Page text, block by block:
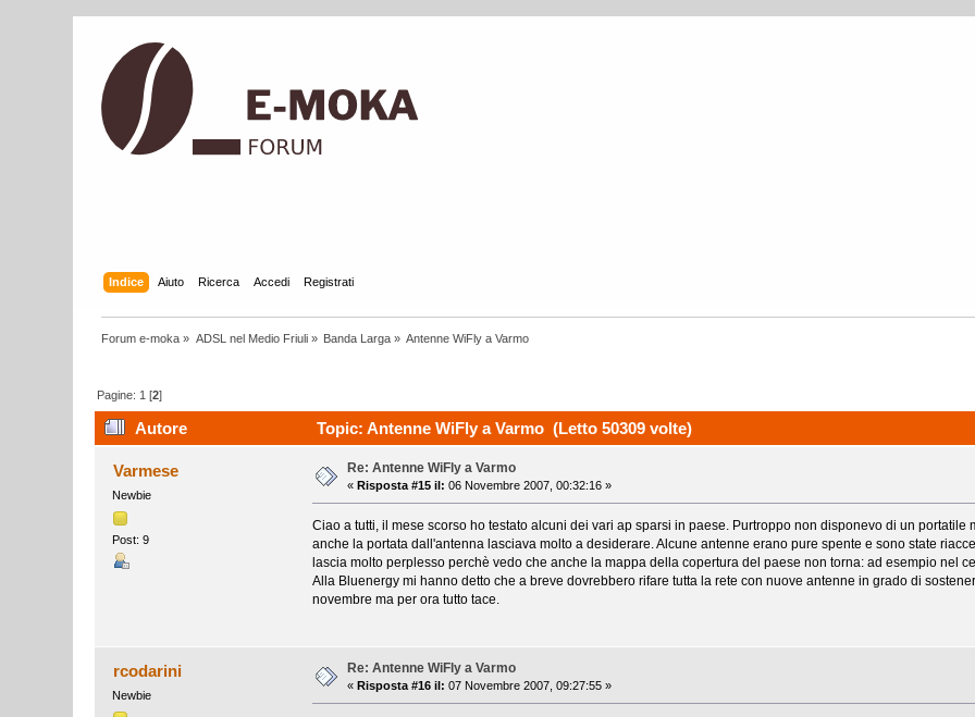
Indice Aiuto Ricerca Accedi Registrati
Forum e-moka » ADSL nel Medio Friuli» Banda Larga » Antenne WiFly a Varmo
Pagine: 1 [2]
Autore Topic: Antenne WiFly a Varmo (Letto 50309 volte)
Varmese
Newbie
Post: 9
Re: Antenne WiFly a Varmo
« Risposta #15 il: 06 Novembre 2007, 00:32:16 »
Ciao a tutti, il mese scorso ho testato alcuni dei vari ap sparsi in paese. Purtroppo non disponevo di un
anche la portata dall'antenna lasciava molto a desiderare. Alcune antenne erano pure spente e sono state
lascia molto perplesso perchè vedo che anche la mappa della copertura del paese non torna: ad esempio nel
Alla Bluenergy mi hanno detto che a breve dovrebbero rifare tutta la rete con nuove antenne in grado di
novembre ma per ora tutto tace.
rcodarini
Newbie
Re: Antenne WiFly a Varmo
« Risposta #16 il: 07 Novembre 2007, 09:27:55 »